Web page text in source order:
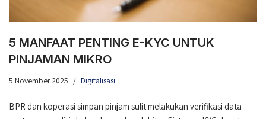
5 MANFAAT PENTING E-KYC UNTUK
PINJAMAN MIKRO
5 November 2025 Digitalisasi
BPR dan koperasi simpan pinjam sulit melakukan verifikasi data